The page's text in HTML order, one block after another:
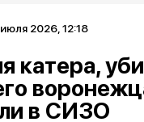
2026, 12:18
катера,
в СИЗО